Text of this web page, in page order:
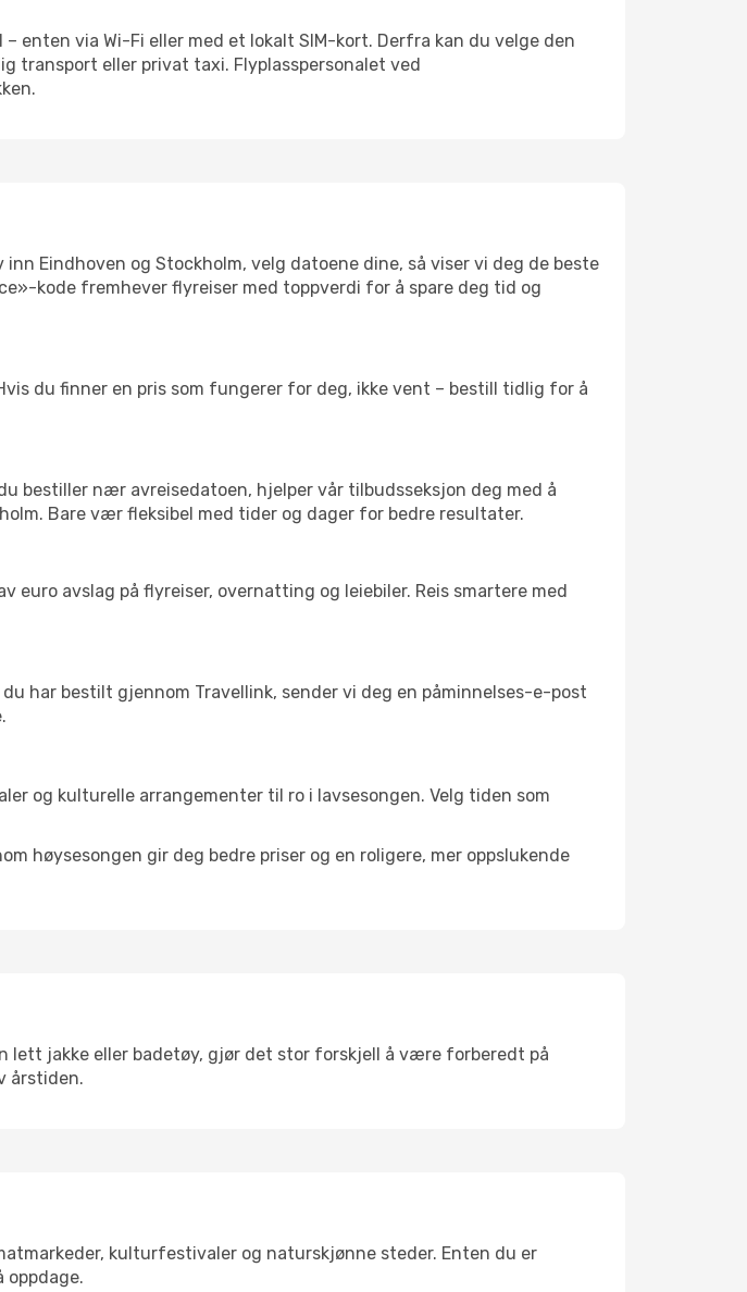
enten via Wi-Fi eller med et lokalt SIM-kort. Derfra kan du velge den
transport eller privat taxi. Flyplasspersonalet ved
Eindhoven og Stockholm, velg datoene dine, så viser vi deg de beste
kode fremhever flyreiser med toppverdi for å spare deg tid og
du finner en pris som fungerer for deg, ikke vent – bestill tidlig for å
bestiller nær avreisedatoen, hjelper vår tilbudsseksjon deg med å
Bare vær fleksibel med tider og dager for bedre resultater.
euro avslag på flyreiser, overnatting og leiebiler. Reis smartere med
har bestilt gjennom Travellink, sender vi deg en påminnelses-e-post
og kulturelle arrangementer til ro i lavsesongen. Velg tiden som
høysesongen gir deg bedre priser og en roligere, mer oppslukende
lett jakke eller badetøy, gjør det stor forskjell å være forberedt på
årstiden.
kulturfestivaler og naturskjønne steder. Enten du er